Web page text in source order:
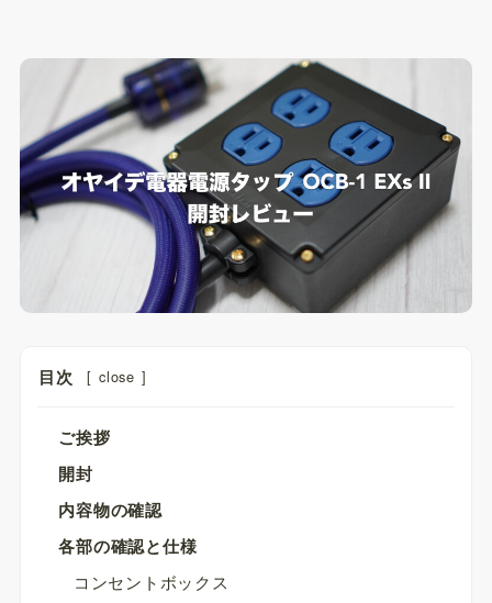
目次 [ close ]
ご挨拶
開封
内容物の確認
各部の確認と仕様
コンセントボックス